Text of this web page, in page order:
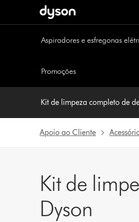
Aspiradores e esfregonas
Promoções
Kit de limpeza completo de
Apoio ao Cliente
Kit de
Dyson